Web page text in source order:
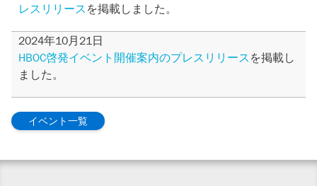
レスリリース を掲載しました。
2024年10月21日
HBOC啓発イベント開催案内のプレスリリース を掲載し
ました。
イベント一覧